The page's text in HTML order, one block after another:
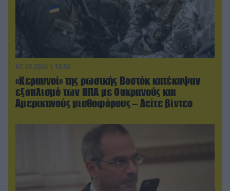
07.08.2026 | 18:02
«Κεραυνοί» της ρωσικής Βοστόκ κατέκαψαν
εξοπλισμό των ΗΠΑ με Ουκρανούς και
Αμερικανούς μισθοφόρους – Δείτε βίντεο